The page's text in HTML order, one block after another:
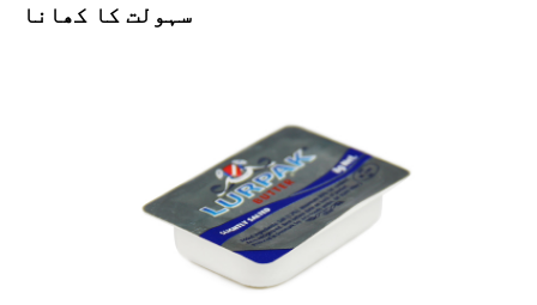
سہولت کا کھانا